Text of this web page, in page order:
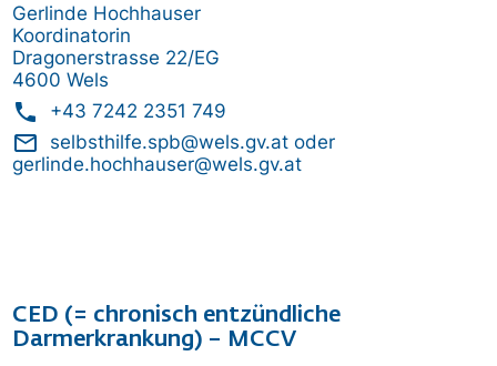
Gerlinde Hochhauser
Koordinatorin
Dragonerstrasse 22/EG
4600 Wels
phone +43 7242 2351 749
mail_outline selbsthilfe.spb@wels.gv.at oder
gerlinde.hochhauser@wels.gv.at
CED (= chronisch entzündliche
Darmerkrankung) – MCCV